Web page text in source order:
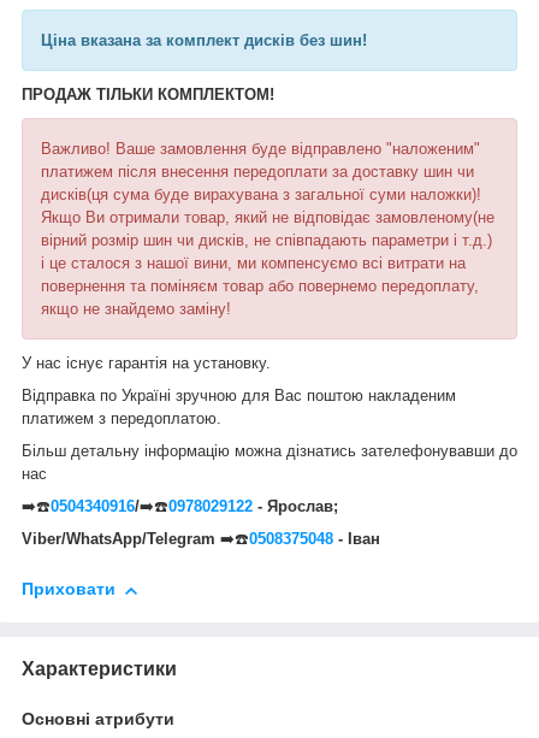
Ціна вказана за комплект дисків без шин!
ПРОДАЖ ТІЛЬКИ КОМПЛЕКТОМ!
Важливо! Ваше замовлення буде відправлено "наложеним"
платижем після внесення передоплати за доставку шин чи
дисків(ця сума буде вирахувана з загальної суми наложки)!
Якщо Ви отримали товар, який не відповідає замовленому(не
вірний розмір шин чи дисків, не співпадають параметри і т.д.)
і це сталося з нашої вини, ми компенсуємо всі витрати на
повернення та поміняєм товар або повернемо передоплату,
якщо не знайдемо заміну!
У нас існує гарантія на установку.
Відправка по Україні зручною для Вас поштою накладеним
платижем з передоплатою.
Більш детальну інформацію можна дізнатись зателефонувавши до
нас
➡️☎️0504340916/➡️☎️0978029122 - Ярослав;
Viber/WhatsApp/Telegram ➡️☎️0508375048 - Іван
Приховати
Характеристики
Основні атрибути